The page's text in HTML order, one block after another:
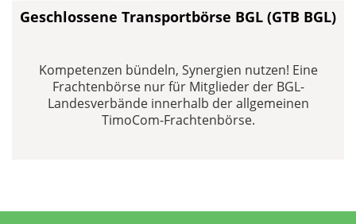
Geschlossene Transportbörse BGL (GTB BGL)
Kompetenzen bündeln, Synergien nutzen! Eine
Frachtenbörse nur für Mitglieder der BGL-
Landesverbände innerhalb der allgemeinen
TimoCom-Frachtenbörse.